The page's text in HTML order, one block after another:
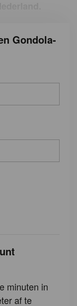
Gondola-
minuten in
af te